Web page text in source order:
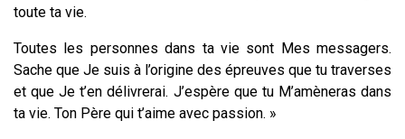
toute ta vie.
Toutes les personnes dans ta vie sont Mes messagers.
Sache que Je suis à l’origine des épreuves que tu traverses
et que Je t’en délivrerai. J’espère que tu M’amèneras dans
ta vie. Ton Père qui t’aime avec passion. »